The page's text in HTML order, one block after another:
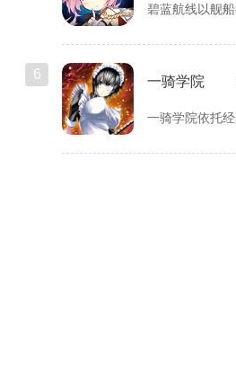
6 一骑学院